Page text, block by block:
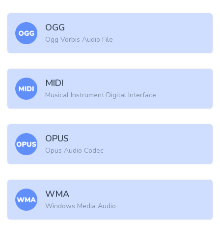
OGG
Ogg Vorbis Audio File
MIDI
Musical Instrument Digital Interface
OPUS
Opus Audio Codec
WMA
Windows Media Audio